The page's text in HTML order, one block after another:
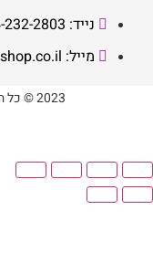
נייד: 054-232-2803
מייל: sells@myheartshop.co.il
2023 © כל הזכויות שמורות לאתר MyHeART